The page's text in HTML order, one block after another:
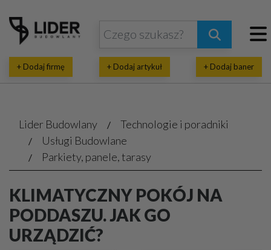
+ Dodaj firmę + Dodaj artykuł + Dodaj baner
Lider Budowlany
Technologie i poradniki
Usługi Budowlane
Parkiety, panele, tarasy
KLIMATYCZNY POKÓJ NA
PODDASZU. JAK GO
URZĄDZIĆ?